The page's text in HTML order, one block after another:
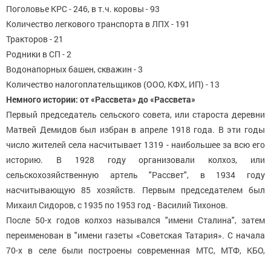
Поголовье КРС - 246, в т.ч. коровы - 93
Количество легкового транспорта в ЛПХ - 191
Тракторов - 21
Родники в СП - 2
Водонапорных башен, скважин - 3
Количество налогоплательщиков (ООО, КФХ, ИП) - 13
Немного истории: от «Рассвета» до «Рассвета»
Первый председатель сельского совета, или староста деревни
Матвей Демидов был избран в апреле 1918 года. В эти годы
число жителей села насчитывает 1319 - наибольшее за всю его
историю. В 1928 году организовали колхоз, или
сельскохозяйственную артель "Рассвет", в 1934 году
насчитывающую 85 хозяйств. Первым председателем был
Михаил Сидоров, с 1935 по 1953 год - Василий Тихонов.
После 50-х годов колхоз назывался "имени Сталина", затем
переименован в "имени газеты «Советская Татария». С начала
70-х в селе были построены современная МТС, МТФ, КБО,